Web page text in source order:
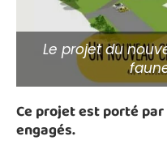
Le projet du
Ce projet est porté
engagés.